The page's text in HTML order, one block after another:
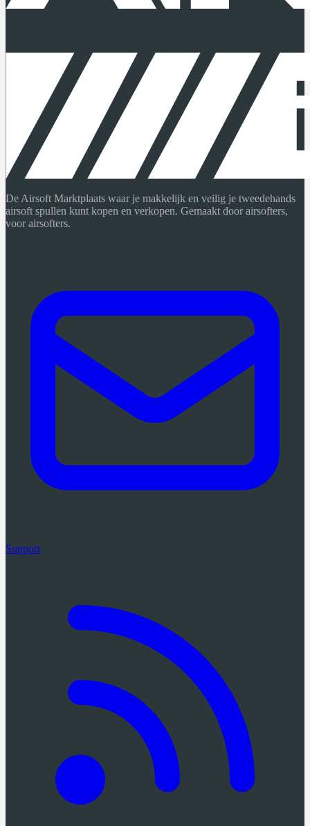
De Airsoft Marktplaats waar je makkelijk en veilig je tweedehands
airsoft spullen kunt kopen en verkopen. Gemaakt door airsofters,
voor airsofters.
Support